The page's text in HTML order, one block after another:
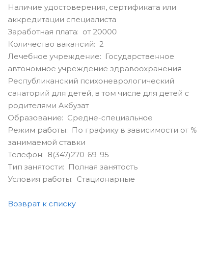
Наличие удостоверения, сертификата или
аккредитации специалиста
Заработная плата: от 20000
Количество вакансий: 2
Лечебное учреждение: Государственное
автономное учреждение здравоохранения
Республиканский психоневрологический
санаторий для детей, в том числе для детей с
родителями Акбузат
Образование: Средне-специальное
Режим работы: По графику в зависимости от %
занимаемой ставки
Телефон: 8(347)270-69-95
Тип занятости: Полная занятость
Условия работы: Стационарные
Возврат к списку